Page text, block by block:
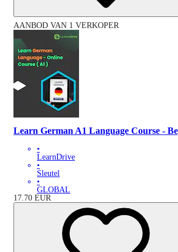
AANBOD VAN 1 VERKOPER
Learn German A1 Language Course -
•
LearnDrive
•
Sleutel
•
GLOBAL
17.70 EUR